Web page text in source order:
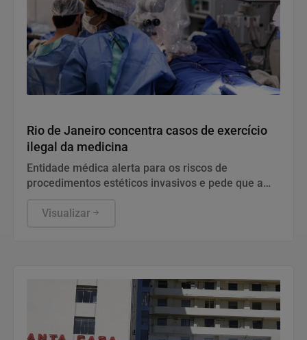
Rio de Janeiro concentra casos de exercício
ilegal da medicina
Entidade médica alerta para os riscos de
procedimentos estéticos invasivos e pede que a
Visualizar